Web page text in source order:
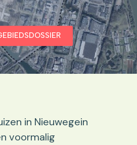
in Nieuwegein
voormalig